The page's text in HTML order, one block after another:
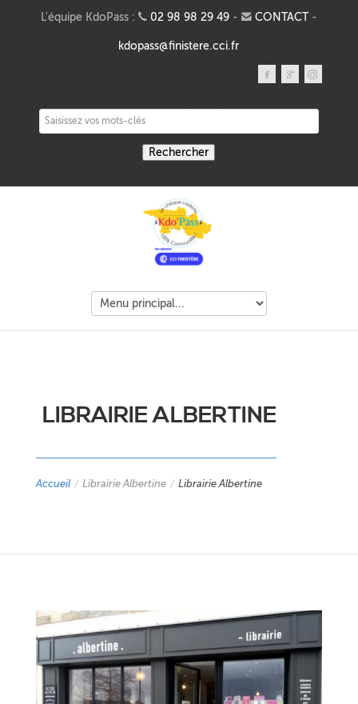
Aller au contenu principal
L'équipe KdoPass : 02 98 98 29 49- CONTACT-
kdopass@finistere.cci.fr
Saisissez vos mots-clés
LIBRAIRIE ALBERTINE
Accueil / Librairie Albertine / Librairie Albertine